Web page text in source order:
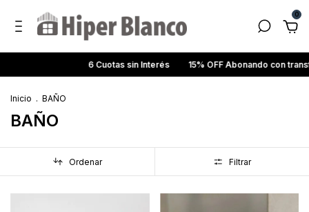
0
6 Cuotas sin Interés 15% OFF Abonando con transferencia
Inicio . BAÑO
BAÑO
Ordenar Filtrar